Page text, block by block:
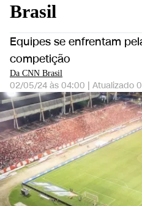
Brasil
Equipes se enfrentam
competição
Da CNN Brasil
02/05/24 às 04:00 | Atualizado